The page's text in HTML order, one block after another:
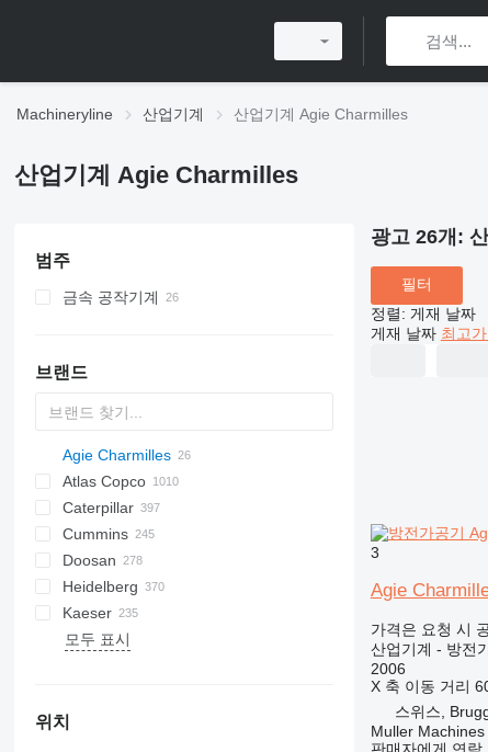
Machineryline 산업기계 산업기계 Agie Charmilles
산업기계 Agie Charmilles
범주
금속 공작기계
브랜드
Agie Charmilles
PDS
APD
AB
Ensis
Pega
VZ
AG3
Atlas Copco
DrillAir
E-Air
GA
LT
QAS
QAX
QAS
W series
XAS
PDP
E-series
G-series
KG
B-series
BM
BW
GFS
VT
Rover
Skipper
533
PA
Airpure
Britecpure
BySprint Fiber
CK
SR
Caterpillar
120
160
315
320
330
CPS
DZ
FZ
Berlingo
Jumper
C-series
DLT
DS
H-series
Cummins
C-series
KTA
CMX
CTX
DMC
DMU
FP
KF
SC
DCA
BF
D-series
F2L912
D-series
S-series
SP
W-series
Doosan
B-series
G-series
AK
DW
DZ
DC
LHF
ORIGO
SJ
TF
VF
VSC
TF
ESE
EZG
SureColor
LBM
P-series
700-series
Concept
FDT
Transit
HB
F-Line
EM
MCM
CTF
V20
VB
DPAS
DPS
DVR
LT
PLD
AKF
ZS
RH
SE
SL
FS
EC
SL
ST
HSLX
TS
SL
H-series
HD
VB
VF
103 LO
103 SP
107-20
Heidelberg
GTO
GTP
C-series
U-series
HFW
HYW
A-series
FXS
TS
Kal
Profi
EB
EU
AC
AFC
HKN
VMX
FS
TS
H-series
i-Series
PW
G-series
P-series
1600
550
8010
FC
HF
KR
Kaeser
AS
KKS
KK
Minarc
ZSW
Crambo
KR
D-series
FW
ES
B-series
500
E-series
DTS
LE
K-series
Shark
Junior
MH 400 P
MT
RB
HQR
Sprinter
LBV
UCP
Big Blue
D-series
Crysta-Apex
Aero
KNC 5 1500
CL
GE
LT
MD
Citoborma
NV
LB
GEH
V-series
OPTImill
S2R
1100 Series
Expert
CH4000
GF
FCA
ES
SM3
AMT
Kangoo
GF2
535
MDVN
SR
Olimpic
J-series
W-series
D-series
Professional
T-10
SSDP
TS
F-series
38K
CookieMAK
TW
820
Surfacer
RL
Deco
VB
Proace
TNK
X-BOX
T 23F
TruLaser
T600
BFT 90/3
Caddy
840
HK
Compact
G-series
LTN
DF
Hydromat
EBO 68
MZA
W-series
Quickbinder
Versant
LPG
모두 표시
위치
광고 26개:
필터
정렬: 게재 날짜
게재 날짜 최고
3
Agie
가격은 요청 시
산업기계 - 방전
2006
X 축 이동 거리
스위스,
Muller Machines